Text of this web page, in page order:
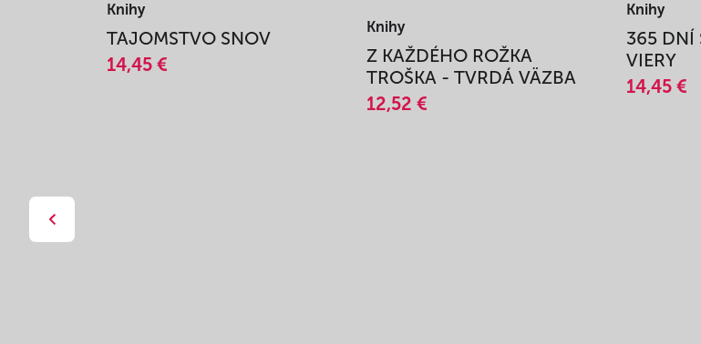
Knihy
TAJOMSTVO SNOV
14,45 €
Knihy
Z KAŽDÉHO ROŽKA
TROŠKA - TVRDÁ VÄZBA
12,52 €
Knihy
365 DNÍ
VIERY
14,45 €